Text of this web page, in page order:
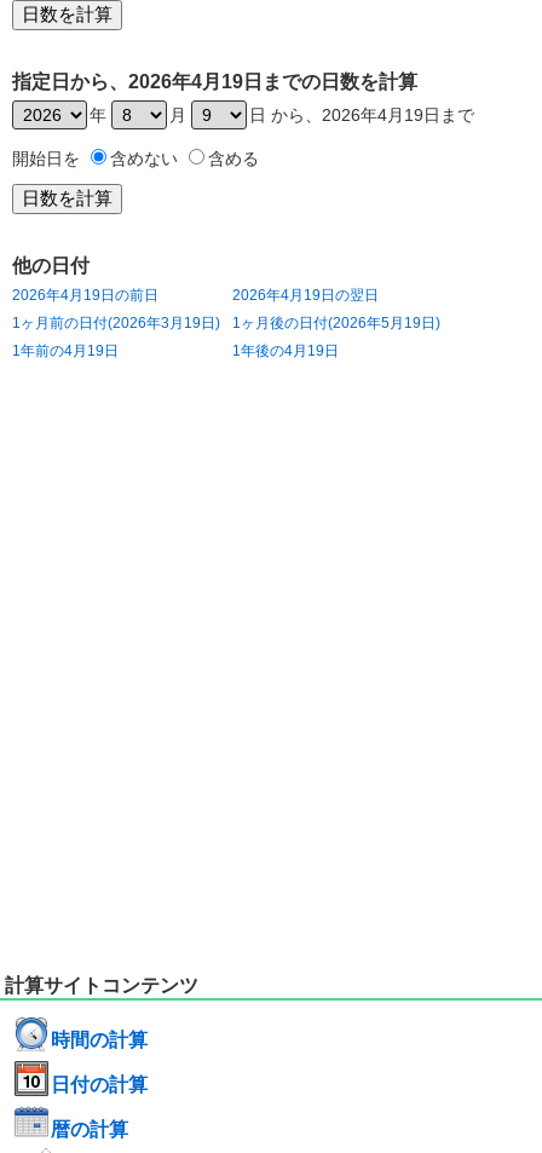
指定日から、2026年4月19日までの日数を計算
年 月 日 から、2026年4月19日まで
開始日を 含めない 含める
他の日付
2026年4月19日の前日
2026年4月19日の翌日
1ヶ月前の日付(2026年3月19日)
1ヶ月後の日付(2026年5月19日)
1年前の4月19日
1年後の4月19日
計算サイトコンテンツ
時間の計算
日付の計算
暦の計算